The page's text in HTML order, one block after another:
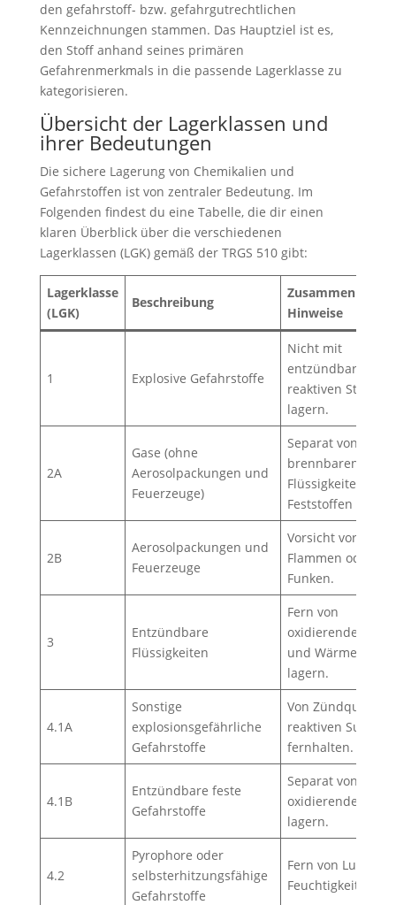
den gefahrstoff- bzw. gefahrgutrechtlichen
Kennzeichnungen stammen. Das Hauptziel ist es,
den Stoff anhand seines primären
Gefahrenmerkmals in die passende Lagerklasse zu
kategorisieren.
Übersicht der Lagerklassen und
ihrer Bedeutungen
Die sichere Lagerung von Chemikalien und
Gefahrstoffen ist von zentraler Bedeutung. Im
Folgenden findest du eine Tabelle, die dir einen
klaren Überblick über die verschiedenen
Lagerklassen (LGK) gemäß der TRGS 510 gibt:
Lagerklasse
(LGK)
Beschreibung
Hinweise
1 Explosive Gefahrstoffe
Nicht mit
entzündbaren
reaktiven Stoffen
lagern.
2A
Gase (ohne
Aerosolpackungen und
Feuerzeuge)
Separat von
brennbaren
Flüssigkeiten und
Feststoffen
2B
Aerosolpackungen und
Feuerzeuge
Vorsicht vor
Flammen oder
Funken.
3
Entzündbare
Flüssigkeiten
Fern von
oxidierenden
und
lagern.
4.1A
Sonstige
explosionsgefährliche
Gefahrstoffe
Von Zündquellen
reaktiven
fernhalten.
4.1B
Entzündbare feste
Gefahrstoffe
Separat von
oxidierenden
lagern.
4.2
Pyrophore oder
selbsterhitzungsfähige
Gefahrstoffe
Fern von Luft und
Feuchtigkeit